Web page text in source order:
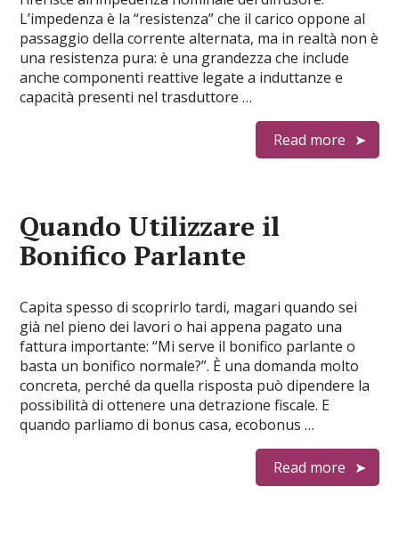
L’impedenza è la “resistenza” che il carico oppone al
passaggio della corrente alternata, ma in realtà non è
una resistenza pura: è una grandezza che include
anche componenti reattive legate a induttanze e
capacità presenti nel trasduttore …
Read more
Quando Utilizzare il
Bonifico Parlante​
Capita spesso di scoprirlo tardi, magari quando sei
già nel pieno dei lavori o hai appena pagato una
fattura importante: “Mi serve il bonifico parlante o
basta un bonifico normale?”. È una domanda molto
concreta, perché da quella risposta può dipendere la
possibilità di ottenere una detrazione fiscale. E
quando parliamo di bonus casa, ecobonus …
Read more